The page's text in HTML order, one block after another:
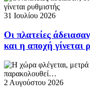
31 Ιουλίου 2026
Οι πλατείες
και η αποχή γίνεται
2 Αυγούστου 2026